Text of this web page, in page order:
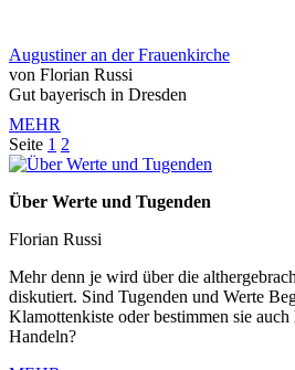
Augustiner an der Frauenkirche
von Florian Russi
Gut bayerisch in Dresden
MEHR
Seite 1 2
Über Werte und Tugenden
Florian Russi
Mehr denn je wird über die
diskutiert. Sind Tugenden und Werte
Klamottenkiste oder bestimmen sie auch
Handeln?